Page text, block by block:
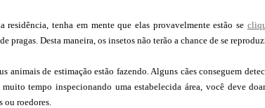
residência, tenha em mente que elas provavelmente estão se
pragas. Desta maneira, os insetos não terão a chance de se
animais de estimação estão fazendo. Alguns cães conseguem
tempo inspecionando uma estabelecida área, você deve
roedores.